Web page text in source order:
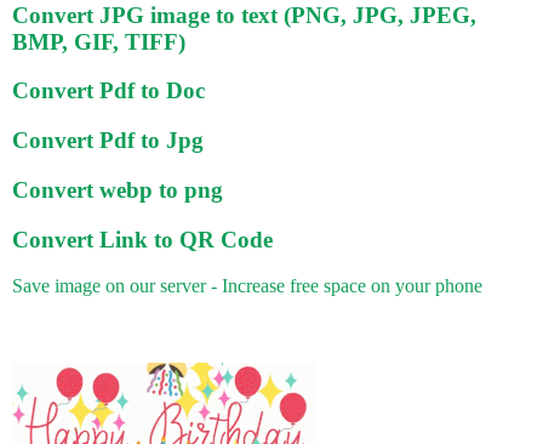
Convert JPG image to text (PNG, JPG, JPEG,
BMP, GIF, TIFF)
Convert Pdf to Doc
Convert Pdf to Jpg
Convert webp to png
Convert Link to QR Code
Save image on our server - Increase free space on your phone